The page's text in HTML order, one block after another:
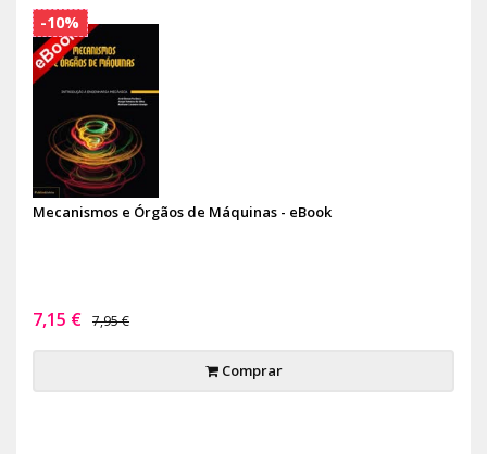
Mecanismos e Órgãos de Máquinas - eBook
7,15 € 7,95 €
Comprar
-10%